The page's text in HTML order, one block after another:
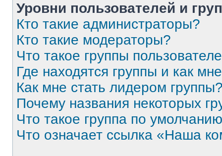
Уровни пользователей и
Кто такие администраторы?
Кто такие модераторы?
Что такое группы
Где находятся группы и как
Как мне стать лидером
Почему названия некоторых
Что такое группа по
Что означает ссылка «Наша